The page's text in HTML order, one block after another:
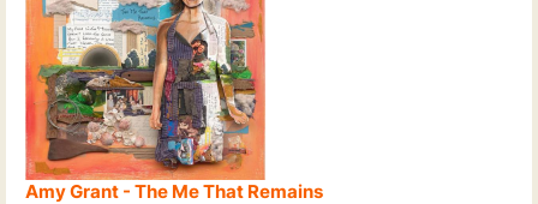
Amy Grant - The Me That Remains